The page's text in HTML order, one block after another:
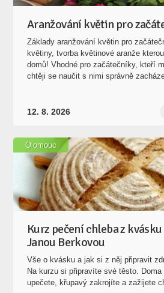
Aranžování květin pro
Základy aranžování květin pro
květiny, tvorba květinové aranže
domů! Vhodné pro začátečníky, kteří
chtěji se naučit s nimi správně
12. 8. 2026
Kurz pečení chleba z kvásku
Janou Berkovou
Vše o kvásku a jak si z něj připravit
Na kurzu si připravíte své těsto.
upečete, křupavý zakrojíte a zažijete
Olomouc